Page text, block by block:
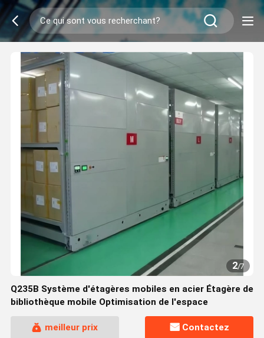
2/7
Q235B Système d'étagères mobiles en acier Étagère de
bibliothèque mobile Optimisation de l'espace
meilleur prix Contactez